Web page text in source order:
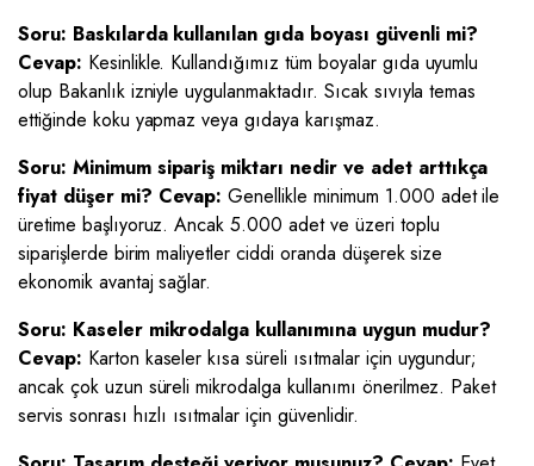
Soru: Baskılarda kullanılan gıda boyası güvenli mi?
Cevap: Kesinlikle. Kullandığımız tüm boyalar gıda uyumlu
olup Bakanlık izniyle uygulanmaktadır. Sıcak sıvıyla temas
ettiğinde koku yapmaz veya gıdaya karışmaz.
Soru: Minimum sipariş miktarı nedir ve adet arttıkça
fiyat düşer mi? Cevap: Genellikle minimum 1.000 adet ile
üretime başlıyoruz. Ancak 5.000 adet ve üzeri toplu
siparişlerde birim maliyetler ciddi oranda düşerek size
ekonomik avantaj sağlar.
Soru: Kaseler mikrodalga kullanımına uygun mudur?
Cevap: Karton kaseler kısa süreli ısıtmalar için uygundur;
ancak çok uzun süreli mikrodalga kullanımı önerilmez. Paket
servis sonrası hızlı ısıtmalar için güvenlidir.